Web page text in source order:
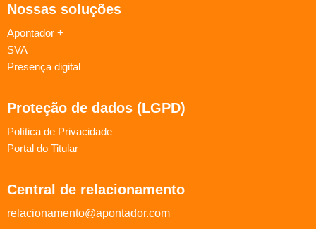
Nossas soluções
Apontador +
SVA
Presença digital
Proteção de dados (LGPD)
Política de Privacidade
Portal do Titular
Central de relacionamento
relacionamento@apontador.com